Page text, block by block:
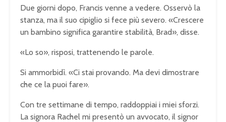
Due giorni dopo, Francis venne a vedere. Osservò la
stanza, ma il suo cipiglio si fece più severo. «Crescere
un bambino significa garantire stabilità, Brad», disse.
«Lo so», risposi, trattenendo le parole.
Si ammorbidì. «Ci stai provando. Ma devi dimostrare
che ce la puoi fare».
Con tre settimane di tempo, raddoppiai i miei sforzi.
La signora Rachel mi presentò un avvocato, il signor